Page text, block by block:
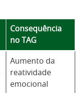
Consequência
no TAG
Aumento da
reatividade
emocional